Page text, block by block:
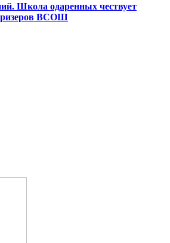
Школа одаренных чествует
ВСОШ